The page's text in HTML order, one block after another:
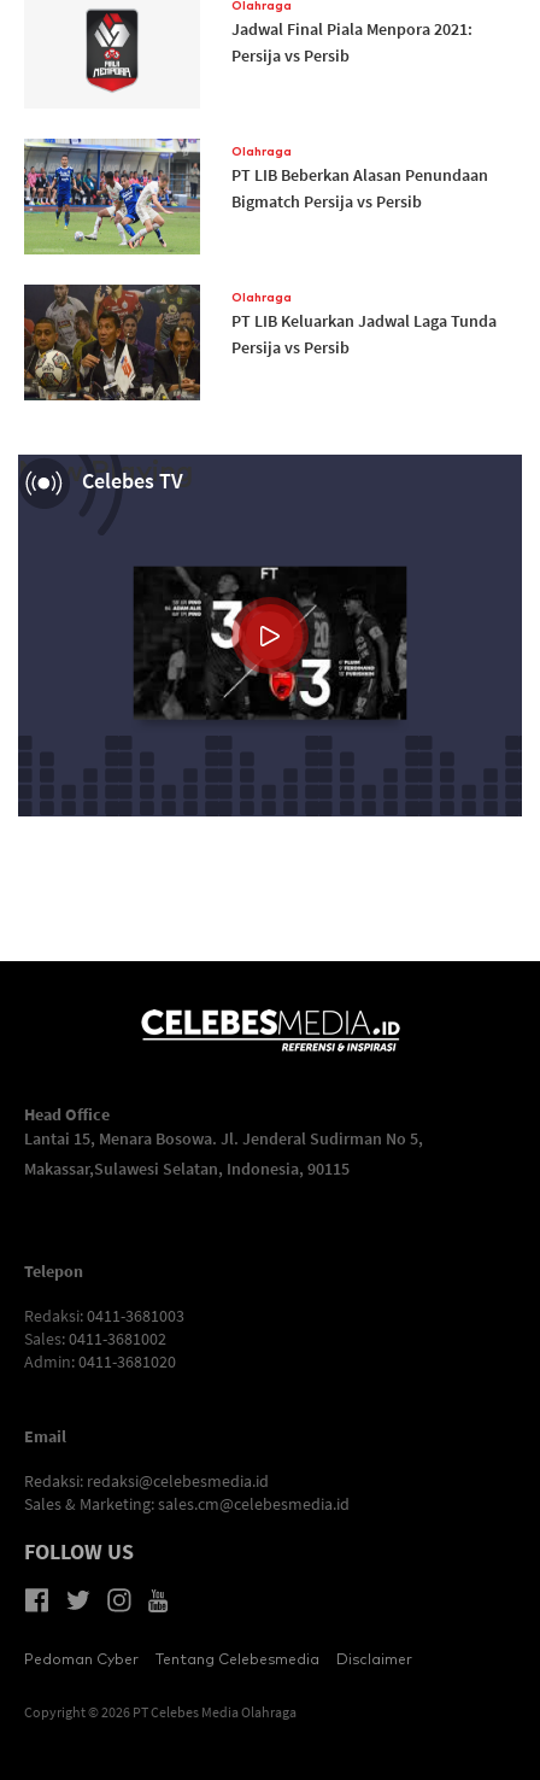
Olahraga
Jadwal Final Piala Menpora 2021:
Persija vs Persib
Olahraga
PT LIB Beberkan Alasan Penundaan
Bigmatch Persija vs Persib
Olahraga
PT LIB Keluarkan Jadwal Laga Tunda
Persija vs Persib
Celebes TV
Now Playing
Head Office
Lantai 15, Menara Bosowa. Jl. Jenderal Sudirman No 5,
Makassar,Sulawesi Selatan, Indonesia, 90115
Telepon
Redaksi: 0411-3681003
Sales: 0411-3681002
Admin: 0411-3681020
Email
Redaksi: redaksi@celebesmedia.id
Sales & Marketing:sales.cm@celebesmedia.id
FOLLOW US
Pedoman Cyber Tentang Celebesmedia Disclaimer
Copyright © 2026 PT Celebes Media Olahraga